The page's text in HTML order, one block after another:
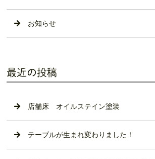
お知らせ
最近の投稿
店舗床 オイルステイン塗装
テーブルが生まれ変わりました！